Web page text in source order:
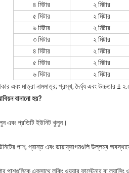
৪ মিটার
২ মিটার
৫ মিটার
২ মিটার
৬ মিটার
২ মিটার
৩ মিটার
২ মিটার
৪ মিটার
২ মিটার
৫ মিটার
২ মিটার
৬ মিটার
২ মিটার
এবং মাত্রা নামমাত্র; প্রস্থ, দৈর্ঘ্য এবং উচ্চতার ±
বানানো হয়?
এবং প্রতিটি ইউনিট খুলুন।
পাশ, প্রান্ত এবং ডায়াফ্রাগমগুলি উল্লম্ব
পাশগুলিকে একসাথে লকিং ওয়্যার ফাস্টেনার বা